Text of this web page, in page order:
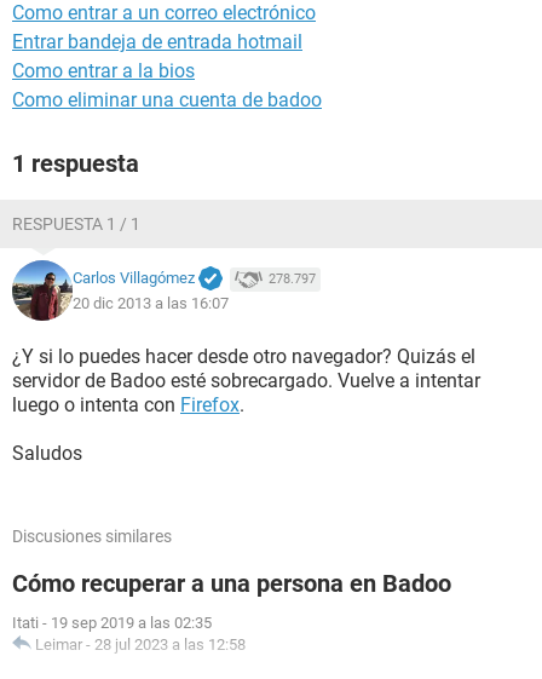
Como entrar a un correo electrónico
Entrar bandeja de entrada hotmail
Como entrar a la bios
Como eliminar una cuenta de badoo
1 respuesta
RESPUESTA 1 / 1
Carlos Villagómez 278.797
20 dic 2013 a las 16:07
¿Y si lo puedes hacer desde otro navegador? Quizás el
servidor de Badoo esté sobrecargado. Vuelve a intentar
luego o intenta con Firefox.
Saludos
Discusiones similares
Cómo recuperar a una persona en Badoo
Itati - 19 sep 2019 a las 02:35
Leimar - 28 jul 2023 a las 12:58